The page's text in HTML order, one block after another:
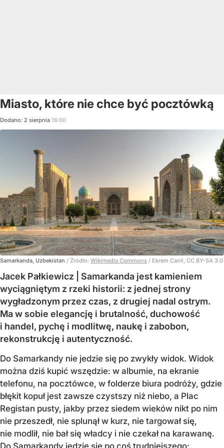
Miasto, które nie chce być pocztówką
Dodano: 2 sierpnia 16:00
Samarkanda, Uzbekistan / Źródło: Wikimedia Commons / Ekrem Canli, CC BY-SA 3.0
Jacek Pałkiewicz | Samarkanda jest kamieniem
wyciągniętym z rzeki historii: z jednej strony
wygładzonym przez czas, z drugiej nadal ostrym.
Ma w sobie elegancję i brutalność, duchowość
i handel, pychę i modlitwę, naukę i zabobon,
rekonstrukcję i autentyczność.
Do Samarkandy nie jedzie się po zwykły widok. Widok
można dziś kupić wszędzie: w albumie, na ekranie
telefonu, na pocztówce, w folderze biura podróży, gdzie
błękit kopuł jest zawsze czystszy niż niebo, a Plac
Registan pusty, jakby przez siedem wieków nikt po nim
nie przeszedł, nie splunął w kurz, nie targował się,
nie modlił, nie bał się władcy i nie czekał na karawanę.